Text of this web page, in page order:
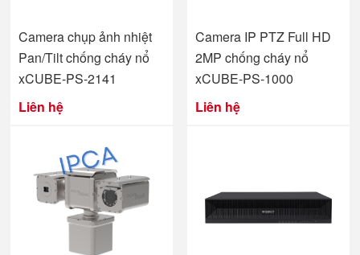
Camera chụp ảnh nhiệt
Pan/Tilt chống cháy nổ
xCUBE-PS-2141
Liên hệ
Camera IP PTZ Full HD
2MP chống cháy nổ
xCUBE-PS-1000
Liên hệ